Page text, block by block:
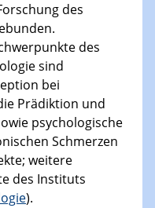
des
des
sind
bei
Prädiktion und
psychologische
Schmerzen
weitere
des Instituts
).